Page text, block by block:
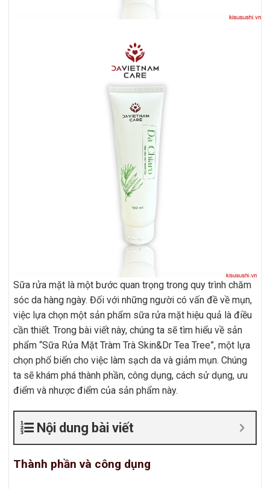
Sữa rửa mặt là một bước quan trọng trong quy trình chăm
sóc da hàng ngày. Đối với những người có vấn đề về mụn,
việc lựa chọn một sản phẩm sữa rửa mặt hiệu quả là điều
cần thiết. Trong bài viết này, chúng ta sẽ tìm hiểu về sản
phẩm “Sữa Rửa Mặt Tràm Trà Skin&Dr Tea Tree”, một lựa
chọn phổ biến cho việc làm sạch da và giảm mụn. Chúng
ta sẽ khám phá thành phần, công dụng, cách sử dụng, ưu
điểm và nhược điểm của sản phẩm này.
Nội dung bài viết
Thành phần và công dụng